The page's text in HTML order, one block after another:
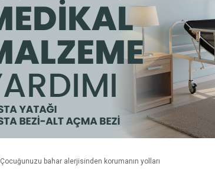
Çocuğunuzu bahar alerjisinden korumanın yolları